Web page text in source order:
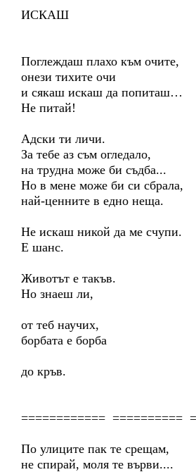
ИСКАШ
Поглеждаш плахо към очите,
онези тихите очи
и сякаш искаш да попиташ…
Не питай!
Адски ти личи.
За тебе аз съм огледало,
на трудна може би съдба...
Но в мене може би си сбрала,
най-ценните в едно неща.
Не искаш никой да ме счупи.
Е шанс.
Животът е такъв.
Но знаеш ли,
от теб научих,
борбата е борба
до кръв.
============ ==========
По улиците пак те срещам,
не спирай, моля те върви....